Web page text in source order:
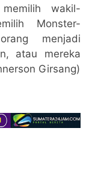
wakil-
Monster-
menjadi
atau mereka
Girsang)